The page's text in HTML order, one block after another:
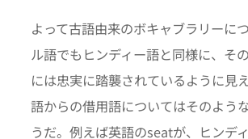
よって古語由来のボキャブラリーに
ル語でもヒンディー語と同様に、そ
には忠実に踏襲されているように見
語からの借用語についてはそのよう
うだ。例えば英語のseatが、ヒンデ